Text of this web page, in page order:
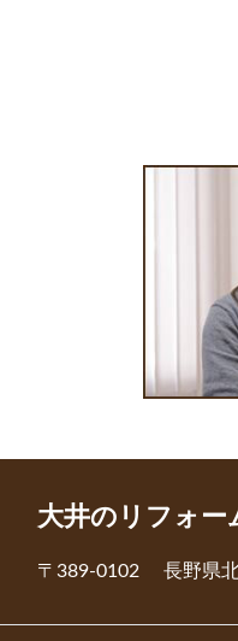
大井のリフォー
〒389-0102 長野県